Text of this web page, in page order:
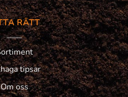
RÄTT
tipsar
Om oss